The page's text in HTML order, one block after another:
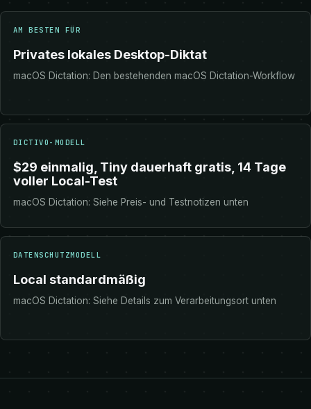
AM BESTEN FÜR
Privates lokales Desktop-Diktat
macOS Dictation: Den bestehenden macOS Dictation-Workflow
DICTIVO-MODELL
$29 einmalig, Tiny dauerhaft gratis, 14 Tage
voller Local-Test
macOS Dictation: Siehe Preis- und Testnotizen unten
DATENSCHUTZMODELL
Local standardmäßig
macOS Dictation: Siehe Details zum Verarbeitungsort unten